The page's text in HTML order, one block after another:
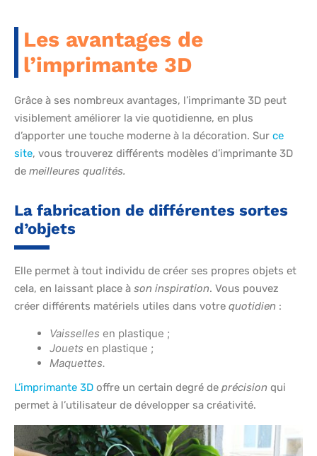
Les avantages de
l’imprimante 3D
Grâce à ses nombreux avantages, l’imprimante 3D peut
visiblement améliorer la vie quotidienne, en plus
d’apporter une touche moderne à la décoration. Sur ce
site, vous trouverez différents modèles d’imprimante 3D
de meilleures qualités.
La fabrication de différentes sortes
d’objets
Elle permet à tout individu de créer ses propres objets et
cela, en laissant place à son inspiration. Vous pouvez
créer différents matériels utiles dans votre quotidien :
Vaisselles en plastique ;
Jouets en plastique ;
Maquettes.
L’imprimante 3D offre un certain degré de précision qui
permet à l’utilisateur de développer sa créativité.